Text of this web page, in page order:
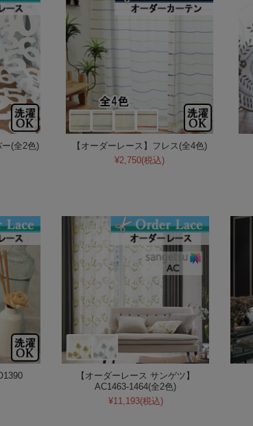
ー(全2色)
【オーダーレース】フレス(全4色)
¥2,750(税込)
【オーダーレース サンゲツ】
AC1463-1464(全2色)
¥11,193(税込)